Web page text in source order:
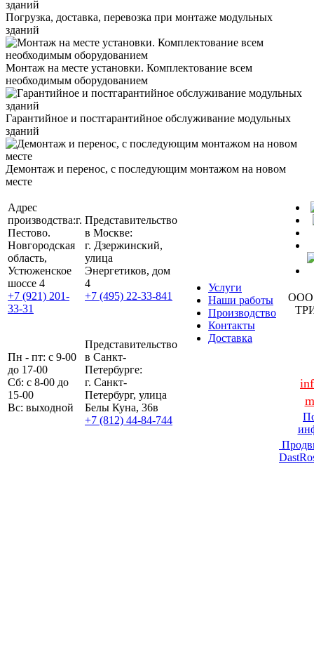
Погрузка, доставка, перевозка при монтаже модульных
зданий
Монтаж на месте установки. Комплектование всем
необходимым оборудованием
Гарантийное и постгарантийное обслуживание модульных
зданий
Демонтаж и перенос, с последующим монтажом на новом
месте
Адрес
производства:г.
Пестово.
Новгородская
область,
Устюженское
шоссе 4
+7 (921) 201-
33-31
Представительство
в Москве:
г. Дзержинский,
улица
Энергетиков, дом
4
+7 (495) 22-33-841
Услуги
Наши работы
Производство
Контакты
Доставка
ООО
Пн - пт: с 9-00
до 17-00
Сб: с 8-00 до
15-00
Вс: выходной
Представительство
в Санкт-
Петербурге:
г. Санкт-
Петербург, улица
Белы Куна, 36в
+7 (812) 44-84-744